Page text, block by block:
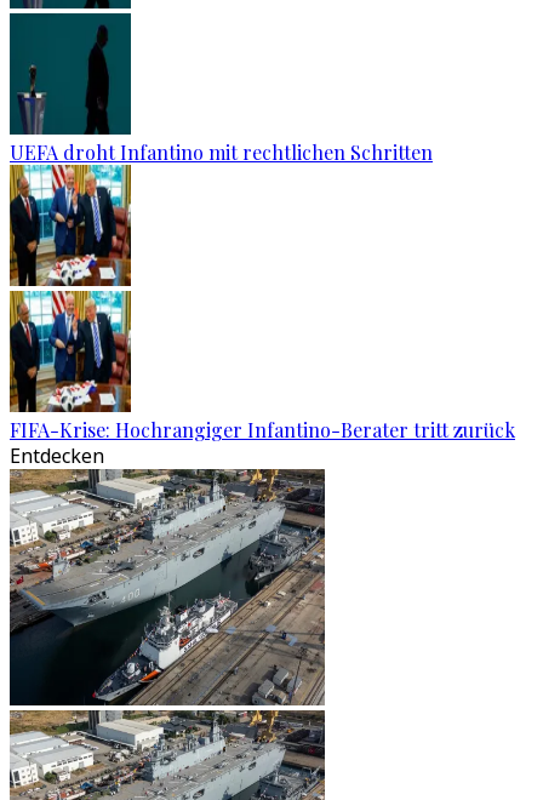
UEFA droht Infantino mit rechtlichen Schritten
FIFA-Krise: Hochrangiger Infantino-Berater tritt zurück
Entdecken